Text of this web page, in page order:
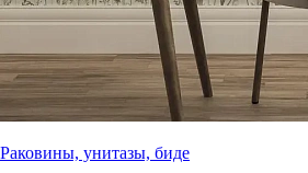
Раковины, унитазы, биде